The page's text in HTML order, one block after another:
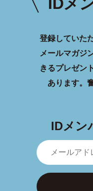
登録していた
メールマガジ
きるプレゼン
あります。
IDメン